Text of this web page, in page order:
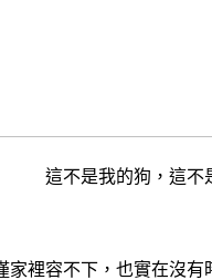
這不是我的狗，這不
裡容不下，也實在沒